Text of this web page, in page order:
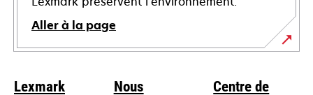
Aller à la page
Lexmark Nous Centre de